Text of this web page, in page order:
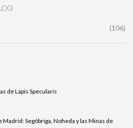
(106)
de Lapis Specularis
Segóbriga, Noheda y las Minas de